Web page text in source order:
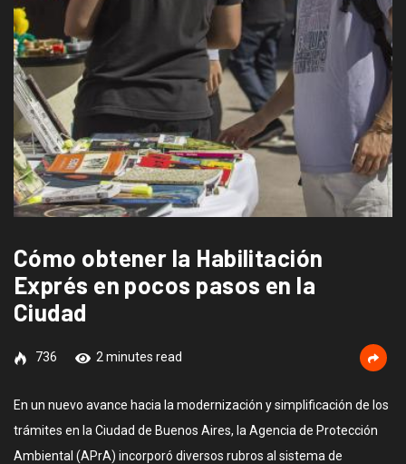
Cómo obtener la Habilitación
Exprés en pocos pasos en la
Ciudad
736 2 minutes read
En un nuevo avance hacia la modernización y simplificación de los
trámites en la Ciudad de Buenos Aires, la Agencia de Protección
Ambiental (APrA) incorporó diversos rubros al sistema de